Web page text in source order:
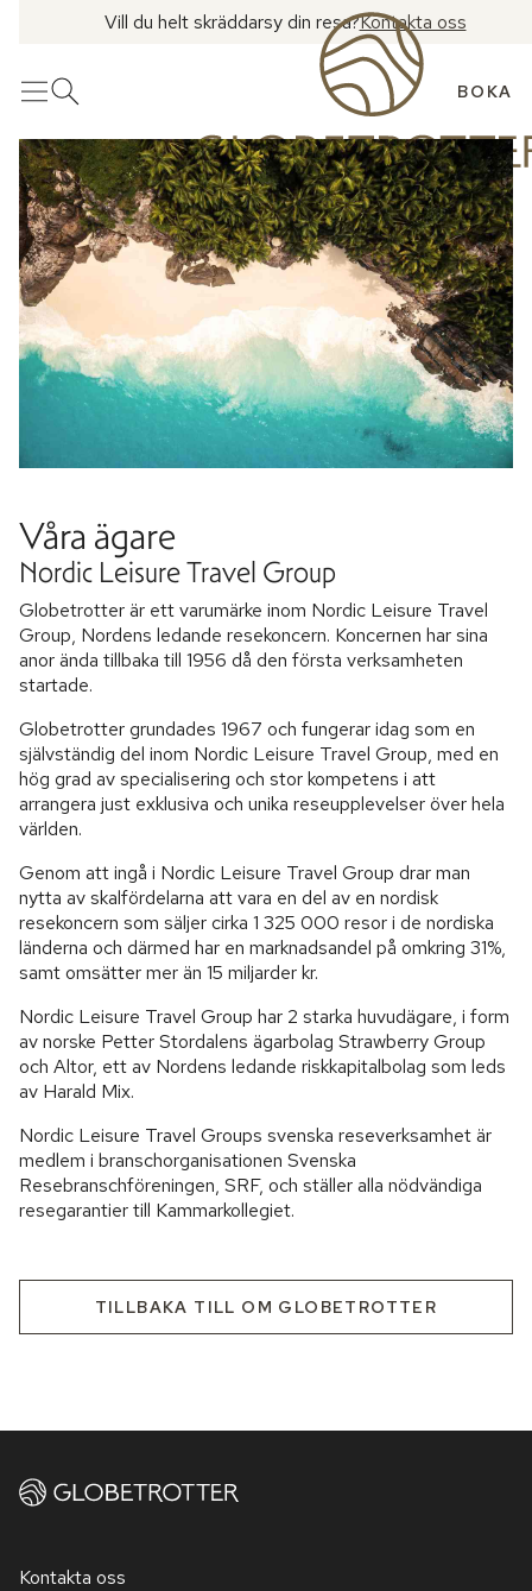
Vill du helt skräddarsy din resa?Kontakta oss
MenyÖppna sök BOKA
Våra ägare
Nordic Leisure Travel Group
Globetrotter är ett varumärke inom Nordic Leisure Travel
Group, Nordens ledande resekoncern. Koncernen har sina
anor ända tillbaka till 1956 då den första verksamheten
startade.
Globetrotter grundades 1967 och fungerar idag som en
självständig del inom Nordic Leisure Travel Group, med en
hög grad av specialisering och stor kompetens i att
arrangera just exklusiva och unika reseupplevelser över hela
världen.
Genom att ingå i Nordic Leisure Travel Group drar man
nytta av skalfördelarna att vara en del av en nordisk
resekoncern som säljer cirka 1 325 000 resor i de nordiska
länderna och därmed har en marknadsandel på omkring 31%,
samt omsätter mer än 15 miljarder kr.
Nordic Leisure Travel Group har 2 starka huvudägare, i form
av norske Petter Stordalens ägarbolag Strawberry Group
och Altor, ett av Nordens ledande riskkapitalbolag som leds
av Harald Mix.
Nordic Leisure Travel Groups svenska reseverksamhet är
medlem i branschorganisationen Svenska
Resebranschföreningen, SRF, och ställer alla nödvändiga
resegarantier till Kammarkollegiet.
TILLBAKA TILL OM GLOBETROTTER
Kontakta oss